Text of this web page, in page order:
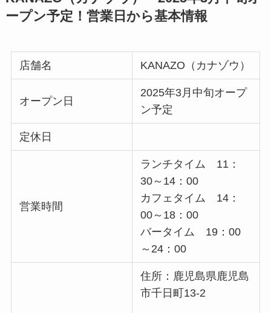
ープン予定！営業日から基本情報
店舗名 KANAZO（カナゾウ）
オープン日
2025年3月中旬オープ
ン予定
定休日
営業時間
ランチタイム 11：
30～14：00
カフェタイム 14：
00～18：00
バータイム 19：00
～24：00
住所：鹿児島県鹿児島
市千日町13-2